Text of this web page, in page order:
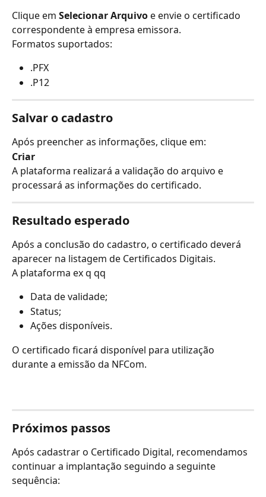
Clique em Selecionar Arquivo e envie o certificado
correspondente à empresa emissora.
Formatos suportados:
.PFX
.P12
Salvar o cadastro
Após preencher as informações, clique em:
Criar
A plataforma realizará a validação do arquivo e
processará as informações do certificado.
Resultado esperado
Após a conclusão do cadastro, o certificado deverá
aparecer na listagem de Certificados Digitais.
A plataforma ex q qq
Data de validade;
Status;
Ações disponíveis.
O certificado ficará disponível para utilização
durante a emissão da NFCom.
Próximos passos
Após cadastrar o Certificado Digital, recomendamos
continuar a implantação seguindo a seguinte
sequência: